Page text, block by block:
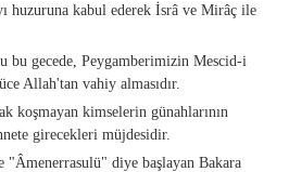
huzuruna kabul ederek İsrâ ve Mirâç ile
bu gecede, Peygamberimizin Mescid-i
Allah'tan vahiy almasıdır.
koşmayan kimselerin günahlarının
girecekleri müjdesidir.
"Âmenerrasulü" diye başlayan Bakara